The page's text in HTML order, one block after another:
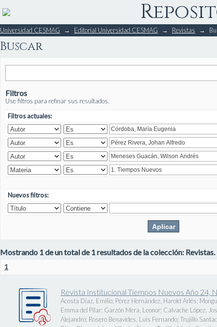
Buscar
Universidad CESMAG → Editorial Universidad CESMAG → Revistas →
Buscar
Filtros
Use filtros para refinar sus resultados.
Filtros actuales:
Nuevos filtros:
Mostrando 1 de un total de 1 resultados de la colección: Revistas.
1
Revista Institucional Tiempos Nuevos Año 24,
Acosta Díaz, Emilio; Pérez Hernández, Harold Arlés;
Emma del Pilar; Garzón Mera, Leonor; Calvache López,
Alejandro; Rosero Benavides, Luis Fernando; Trujillo